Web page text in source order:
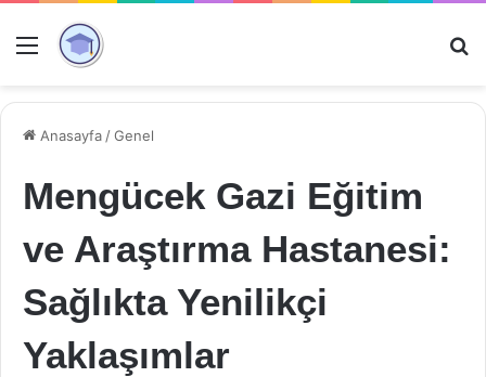
Menü
Anasayfa /Genel
Mengücek Gazi Eğitim
ve Araştırma Hastanesi:
Sağlıkta Yenilikçi
Yaklaşımlar